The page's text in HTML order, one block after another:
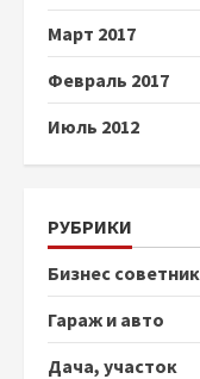
Март 2017
Февраль 2017
Июль 2012
РУБРИКИ
Бизнес советник
Гараж и авто
Дача, участок